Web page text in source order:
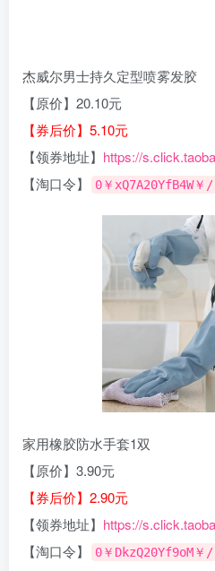
杰威尔男士持久定型喷雾发胶
【原价】20.10元
【券后价】5.10元
【领券地址】 https://
【淘口令】
0￥xQ7A20YfB4W￥/
家用橡胶防水手套1双
【原价】3.90元
【券后价】2.90元
【领券地址】 https://
【淘口令】
0￥DkzQ20Yf9oM￥/